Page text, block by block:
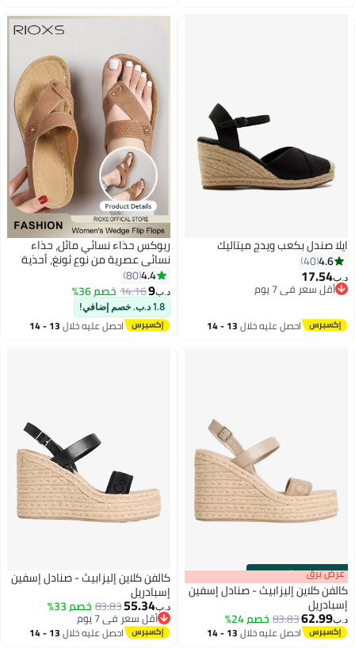
للارتداء اليومي والمناسبات الخاصة،
2
ايلا صندل بكعب ويدج ميتاليك
4.6
40
د.ب‏17.54
أقل سعر في 7 يوم
أقل سعر في 7 يوم
احصل عليه خلال 13 - 14
8
ريوكس حذاء نسائي مائل، حذاء
نسائي عصرية من نوع ثونغ، أحذية
رخيصة مع دعم للقوس، حذاء نسائي
عصرية مائلة للفتيات، أحذية صيفية
مريحة وتنفسية للشاطئ، حذاء
مصعد غير انزلاق، أحذية جلدية
مقاومة للماء في الحمام، حذاء
4.4
80
د.ب‏9
14.16خصم 36%
1.8 د.ب. خصم إضافي!
احصل عليه خلال 13 - 14
00m:00s
·باقي 100%
2
عرض برق
كالفن كلاين إليزابيث - صنادل إسفين
إسبادريل
د.ب‏62.99
83.83خصم 24%
احصل عليه خلال 13 - 14
2
كالفن كلاين إليزابيث - صنادل إسفين
إسبادريل
د.ب‏55.34
83.83خصم 33%
أقل سعر في 7 يوم
أقل سعر في 7 يوماحصل عليه خلال 13 - 14